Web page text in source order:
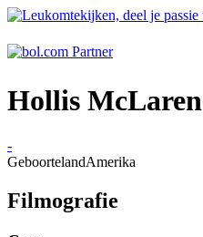
Hollis McLaren
-
GeboortelandAmerika
Filmografie